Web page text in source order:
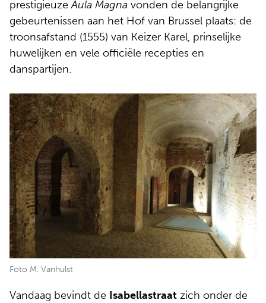
prestigieuzeAula Magna vonden de belangrijke
gebeurtenissen aan het Hof van Brussel plaats: de
troonsafstand (1555) van Keizer Karel, prinselijke
huwelijken en vele officiële recepties en
danspartijen.
Foto M. Vanhulst
Vandaag bevindt de Isabellastraat zich onder de